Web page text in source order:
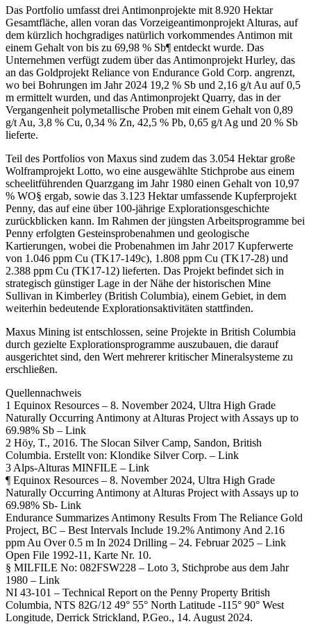
Das Portfolio umfasst drei Antimonprojekte mit 8.920 Hektar
Gesamtfläche, allen voran das Vorzeigeantimonprojekt Alturas, auf
dem kürzlich hochgradiges natürlich vorkommendes Antimon mit
einem Gehalt von bis zu 69,98 % Sb¶ entdeckt wurde. Das
Unternehmen verfügt zudem über das Antimonprojekt Hurley, das
an das Goldprojekt Reliance von Endurance Gold Corp. angrenzt,
wo bei Bohrungen im Jahr 2024 19,2 % Sb und 2,16 g/t Au auf 0,5
m ermittelt wurden, und das Antimonprojekt Quarry, das in der
Vergangenheit polymetallische Proben mit einem Gehalt von 0,89
g/t Au, 3,8 % Cu, 0,34 % Zn, 42,5 % Pb, 0,65 g/t Ag und 20 % Sb
lieferte.
Teil des Portfolios von Maxus sind zudem das 3.054 Hektar große
Wolframprojekt Lotto, wo eine ausgewählte Stichprobe aus einem
scheelitführenden Quarzgang im Jahr 1980 einen Gehalt von 10,97
% WO§ ergab, sowie das 3.123 Hektar umfassende Kupferprojekt
Penny, das auf eine über 100-jährige Explorationsgeschichte
zurückblicken kann. Im Rahmen der jüngsten Arbeitsprogramme bei
Penny erfolgten Gesteinsprobenahmen und geologische
Kartierungen, wobei die Probenahmen im Jahr 2017 Kupferwerte
von 1.046 ppm Cu (TK17-149c), 1.808 ppm Cu (TK17-28) und
2.388 ppm Cu (TK17-12) lieferten. Das Projekt befindet sich in
strategisch günstiger Lage in der Nähe der historischen Mine
Sullivan in Kimberley (British Columbia), einem Gebiet, in dem
weiterhin bedeutende Explorationsaktivitäten stattfinden.
Maxus Mining ist entschlossen, seine Projekte in British Columbia
durch gezielte Explorationsprogramme auszubauen, die darauf
ausgerichtet sind, den Wert mehrerer kritischer Mineralsysteme zu
erschließen.
Quellennachweis
1 Equinox Resources – 8. November 2024, Ultra High Grade
Naturally Occurring Antimony at Alturas Project with Assays up to
69.98% Sb – Link
2 Höy, T., 2016. The Slocan Silver Camp, Sandon, British
Columbia. Erstellt von: Klondike Silver Corp. – Link
3 Alps-Alturas MINFILE – Link
¶ Equinox Resources – 8. November 2024, Ultra High Grade
Naturally Occurring Antimony at Alturas Project with Assays up to
69.98% Sb- Link
Endurance Summarizes Antimony Results From The Reliance Gold
Project, BC – Best Intervals Include 19.2% Antimony And 2.16
ppm Au Over 0.5 m In 2024 Drilling – 24. Februar 2025 – Link
Open File 1992-11, Karte Nr. 10.
§ MILFILE No: 082FSW228 – Loto 3, Stichprobe aus dem Jahr
1980 – Link
NI 43-101 – Technical Report on the Penny Property British
Columbia, NTS 82G/12 49° 55° North Latitude -115° 90° West
Longitude, Derrick Strickland, P.Geo., 14. August 2024.